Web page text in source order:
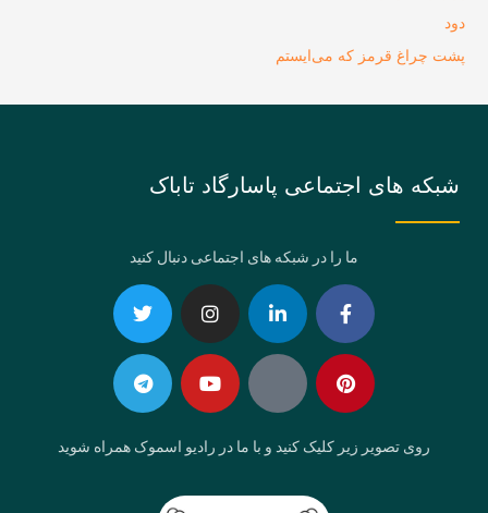
دود
پشت چراغ قرمز که می‌ایستم
شبکه های اجتماعی پاسارگاد تاباک
ما را در شبکه های اجتماعی دنبال کنید
Facebook-
f
Linkedin-
in
Instagram
Twitter Pinterest
Eaparat
Youtube
Telegram
روی تصویر زیر کلیک کنید و با ما در رادیو اسموک همراه شوید